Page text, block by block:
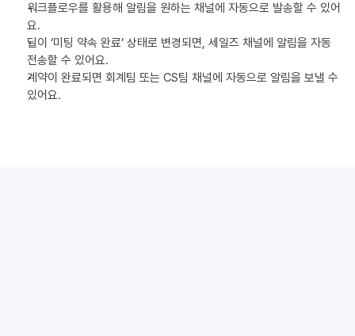
워크플로우를 활용해 알림을 원하는 채널에 자동으로 발송할 수 있어
요.
딜이 ‘미팅 약속 완료’ 상태로 변경되면, 세일즈 채널에 알림을 자동
전송할 수 있어요.
계약이 완료되면 회계팀 또는 CS팀 채널에 자동으로 알림을 보낼 수
있어요.